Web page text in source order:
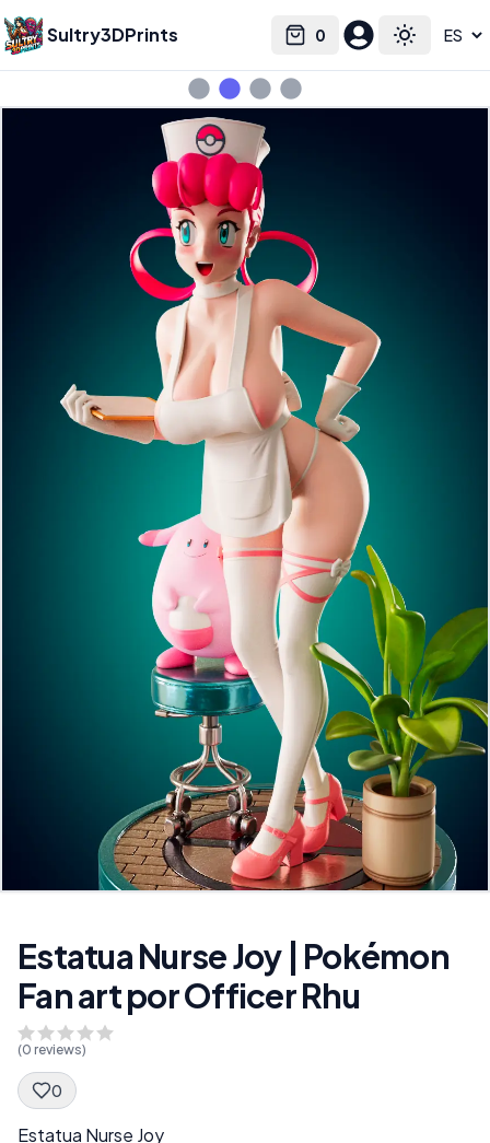
Sultry3DPrints 0
Cart Toggle
Select language
Estatua Nurse Joy | Pokémon
Fan art por Officer Rhu
(0 reviews)
0
Spec Description
Estatua Nurse Joy